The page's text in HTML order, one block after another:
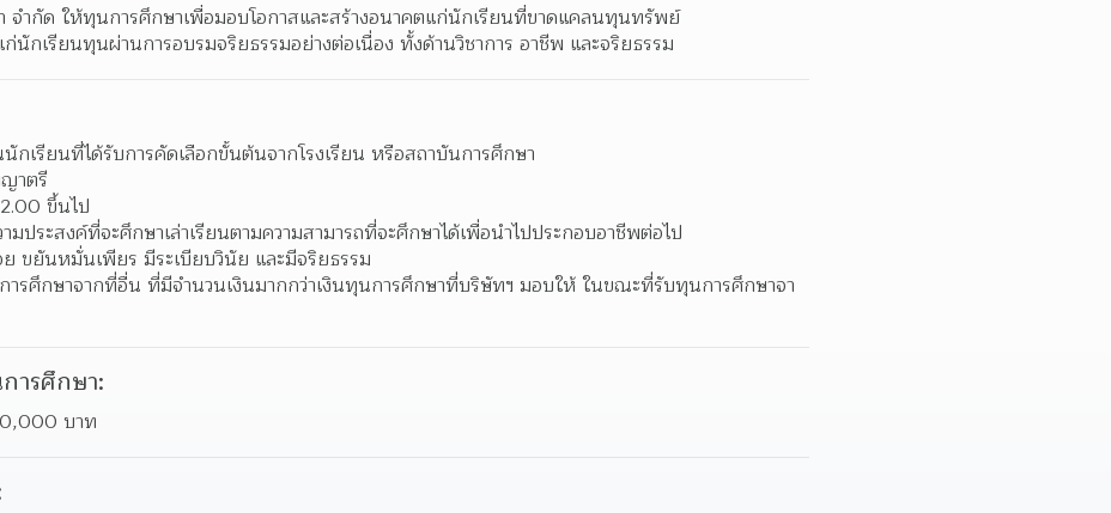
จำกัด ให้ทุนการศึกษาเพื่อมอบโอกาสและสร้างอนาคตแก่นักเรียนที่ขาดแคลนทุนทรัพย์
กเรียนทุนผ่านการอบรมจริยธรรมอย่างต่อเนื่อง ทั้งด้านวิชาการ อาชีพ และจริยธรรม
กเรียนที่ได้รับการคัดเลือกขั้นต้นจากโรงเรียน หรือสถาบันการศึกษา
าตรี
ขึ้นไป
ประสงค์ที่จะศึกษาเล่าเรียนตามความสามารถที่จะศึกษาได้เพื่อนำไปประกอบอาชีพต่อไป
ขยันหมั่นเพียร มีระเบียบวินัย และมีจริยธรรม
ารศึกษาจากที่อื่น ที่มีจำนวนเงินมากกว่าเงินทุนการศึกษาที่บริษัทฯ มอบให้ ในขณะที่รับทุนการศึกษาจา
ารศึกษา:
บาท